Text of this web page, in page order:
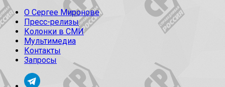
О Сергее Миронове
Пресс-релизы
Колонки в СМИ
Мультимедиа
Контакты
Запросы